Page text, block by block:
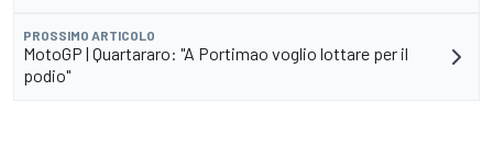
PROSSIMO ARTICOLO
MotoGP | Quartararo: "A Portimao voglio lottare per il
podio"